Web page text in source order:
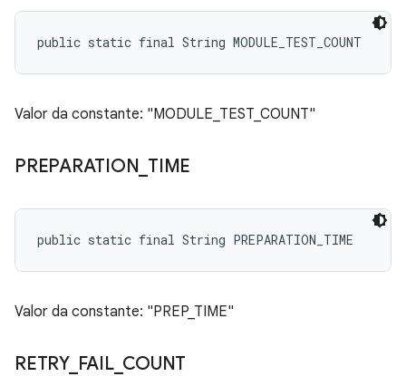
public static final String MODULE_TEST_COUNT
Valor da constante: "MODULE_TEST_COUNT"
PREPARATION TIME
public static final String PREPARATION_TIME
Valor da constante: "PREP_TIME"
RETRY_ FAIL_ COUNT